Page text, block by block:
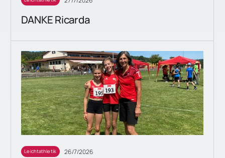
DANKE Ricarda
Leichtathletik 26/7/2026